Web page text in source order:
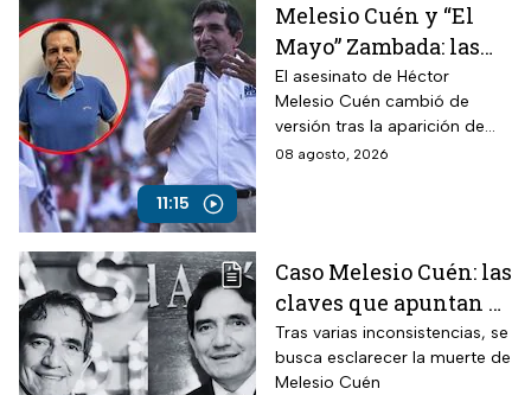
11:15
Melesio Cuén y “El
Mayo” Zambada: las
claves de un
asesinato rodeado de
contradicciones
El asesinato de Héctor
Melesio Cuén cambió de
versión tras la aparición de
nuevas pruebas. ¿Qué ocurrió
08 agosto, 2026
Caso Melesio Cuén: las
claves que apuntan a
un posible montaje en
su asesinato
Tras varias inconsistencias, se
busca esclarecer la muerte de
Melesio Cuén